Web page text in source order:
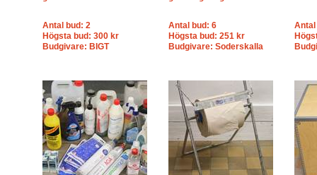
Antal bud: 2
Högsta bud: 300 kr
Budgivare: BIGT
Antal bud: 6
Högsta bud: 251 kr
Budgivare: Soderskalla
Antal